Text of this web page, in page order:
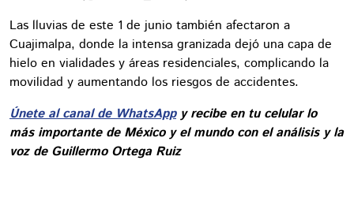
Las lluvias de este 1 de junio también afectaron a
Cuajimalpa, donde la intensa granizada dejó una capa de
hielo en vialidades y áreas residenciales, complicando la
movilidad y aumentando los riesgos de accidentes.
Únete al canal de WhatsAppy recibe en tu celular lo
más importante de México y el mundo con el análisis y la
voz de Guillermo Ortega Ruiz